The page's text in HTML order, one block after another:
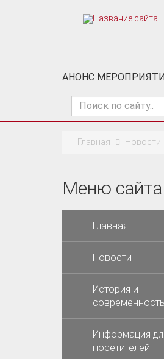
АНОНС
Поиск
по
Главная
Новости
Меню сайта
Главная
Новости
История и
современность
Информация
посетителей